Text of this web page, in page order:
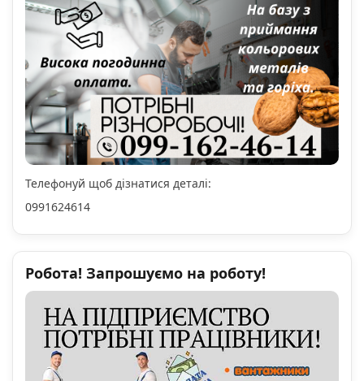
Телефонуй щоб дізнатися деталі:
0991624614
Робота! Запрошуємо на роботу!